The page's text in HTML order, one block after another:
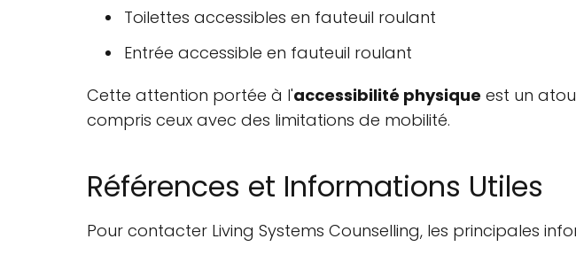
Toilettes accessibles en fauteuil roulant
Entrée accessible en fauteuil roulant
Cette attention portée à l'accessibilité physique est un
compris ceux avec des limitations de mobilité.
Références et Informations Utiles
Pour contacter Living Systems Counselling, les principales